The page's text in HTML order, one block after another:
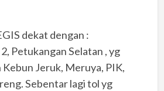
dekat dengan :
Petukangan Selatan , yg
Jeruk, Meruya, PIK,
Sebentar lagi tol yg